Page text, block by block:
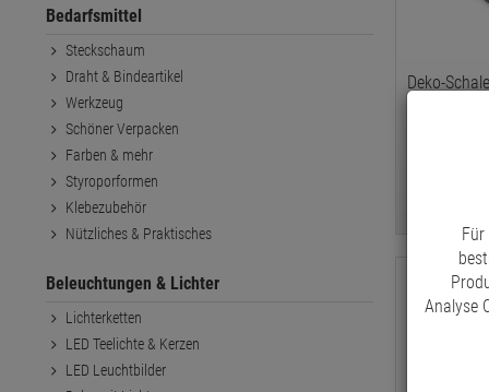
Deko-
Bedarfsmittel
Steckschaum
Draht & Bindeartikel
Werkzeug
Schöner Verpacken
Farben & mehr
Styroporformen
Klebezubehör
Nützliches & Praktisches
Beleuchtungen & Lichter
Lichterketten
LED Teelichte & Kerzen
LED Leuchtbilder
Analyse